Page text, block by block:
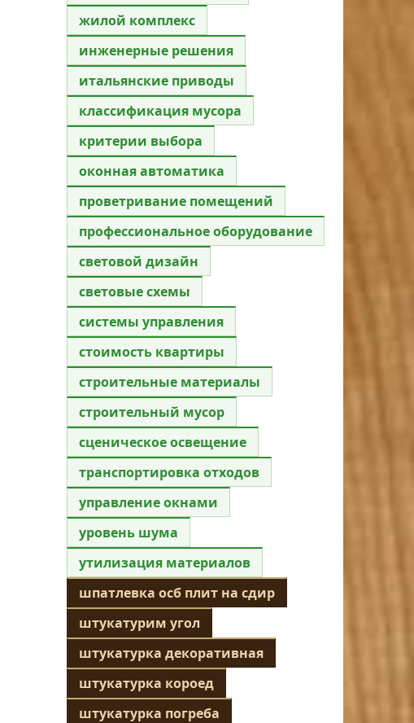
жилой комплекс
инженерные решения
итальянские приводы
классификация мусора
критерии выбора
оконная автоматика
проветривание помещений
профессиональное оборудование
световой дизайн
световые схемы
системы управления
стоимость квартиры
строительные материалы
строительный мусор
сценическое освещение
транспортировка отходов
управление окнами
уровень шума
утилизация материалов
шпатлевка осб плит на сдир
штукатурим угол
штукатурка декоративная
штукатурка короед
штукатурка погреба